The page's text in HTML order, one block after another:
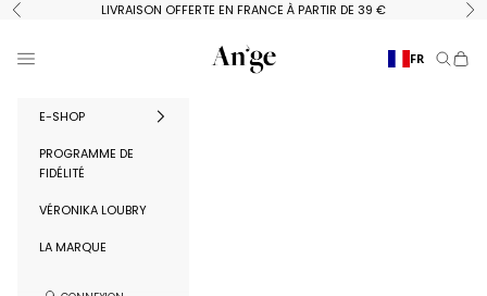
Passer au contenu
Précédent LIVRAISON OFFERTE EN FRANCE À PARTIR DE 39 €
Ange Paris
Menu FR
E-SHOP
PROGRAMME DE
FIDÉLITÉ
VÉRONIKA LOUBRY
LA MARQUE